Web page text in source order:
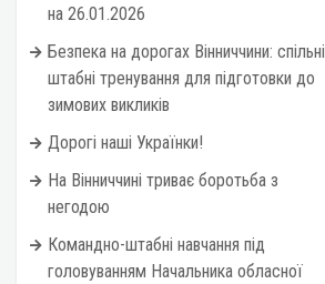
на 26.01.2026
Безпека на дорогах Вінниччини: спільні
штабні тренування для підготовки до
зимових викликів
Дорогі наші Українки!
На Вінниччині триває боротьба з
негодою
Командно-штабні навчання під
головуванням Начальника обласної